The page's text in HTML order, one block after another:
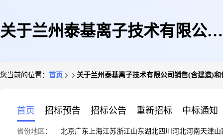
关于兰州泰基离子技术有限公司
您当前的位置： 首页 关于兰州泰基离子技术有限公司销售(含建造)
首页 招标预告 招标公告 重新招标 中标通知
省份地区： 北京广东 上海江苏浙江山东湖北四川 河北河南天津山